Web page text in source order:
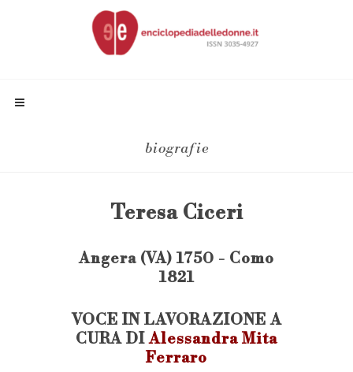
biografie
Teresa Ciceri
Angera (VA) 1750 - Como
1821
VOCE IN LAVORAZIONE A
CURA DIAlessandra Mita
Ferraro